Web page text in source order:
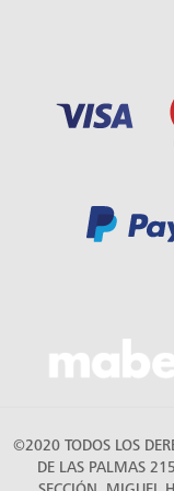
©2020 TODOS LOS
DE LAS PALMAS